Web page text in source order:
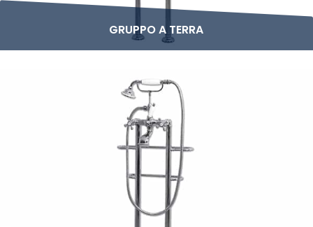
GRUPPO A TERRA